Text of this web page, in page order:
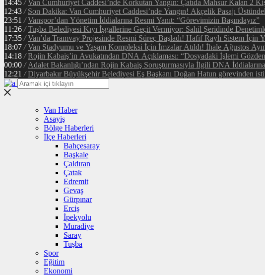
14:45 / Van Cumhuriyet Caddesi’nde Korkutan Yangın: Çatıda Mahsur Kalan 2
12:43 / Son Dakika: Van Cumhuriyet Caddesi’nde Yangın! Akçelik Pasajı
23:51 / Vanspor’dan Yönetim İddialarına Resmi Yanıt: “Görevimizin Başındayız”
11:26 / Tuşba Belediyesi Kıyı İşgallerine Geçit Vermiyor: Sahil Şeridinde
17:35 / Van’da Tramvay Projesinde Resmi Süreç Başladı! Hafif Raylı Sistem İçin
18:07 / Van Stadyumu ve Yaşam Kompleksi İçin İmzalar Atıldı! İhale Ağustos
14:18 / Rojin Kabaiş’in Avukatından DNA Açıklaması: “Dosyadaki İşlemi Gözden
00:00 / Adalet Bakanlığı’ndan Rojin Kabaiş Soruşturmasıyla İlgili DNA
12:21 / Diyarbakır Büyükşehir Belediyesi Eş Başkanı Doğan Hatun görevinden
Van Haber
Asayiş
Bölge Haberleri
İlçe Haberleri
Bahçesaray
Başkale
Çaldıran
Çatak
Edremit
Gevaş
Gürpınar
Erciş
İpekyolu
Muradiye
Saray
Tuşba
Spor
Eğitim
Ekonomi